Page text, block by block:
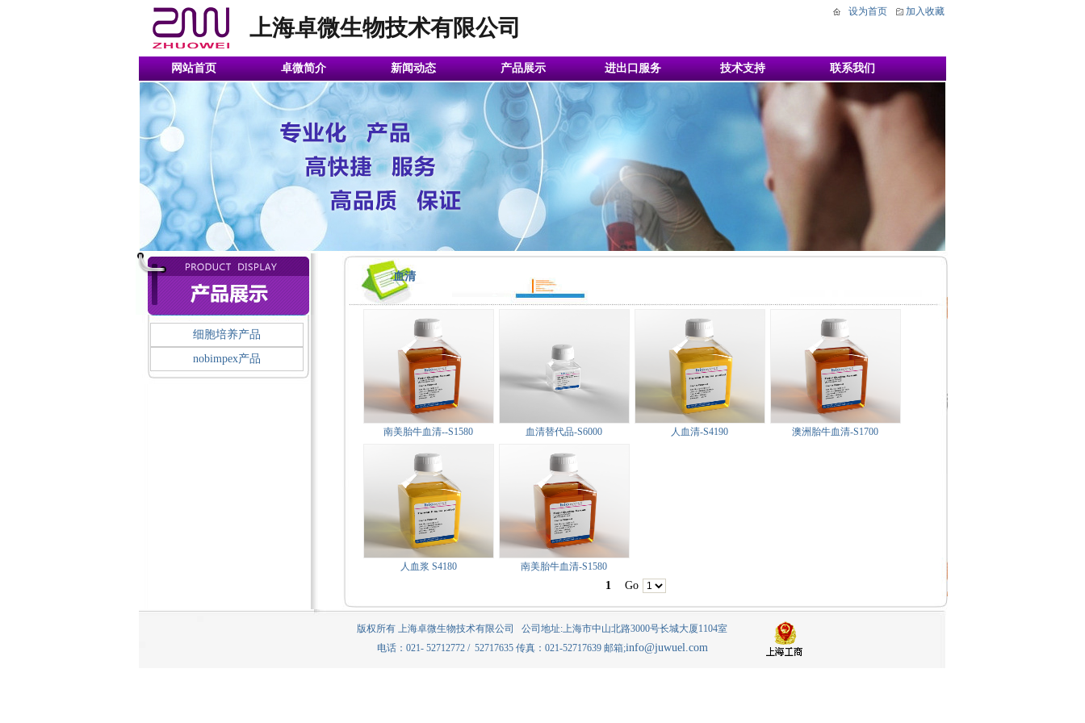
上海卓微生物技术有限公司
设为首页 加入收藏
网站首页 卓微简介 新闻动态 产品展示 进出口服务 技术支持 联系我们
细胞培养产品
nobimpex产品
血清
南美胎牛血清--S1580 血清替代品-S6000 人血清-S4190 澳洲胎牛血清-S1700
人血浆 S4180 南美胎牛血清-S1580
1 Go
版权所有 上海卓微生物技术有限公司 公司地址:上海市中山北路3000号长城大厦1104室
电话：021- 52712772 / 52717635 传真：021-52717639 邮箱;info@juwuel.com